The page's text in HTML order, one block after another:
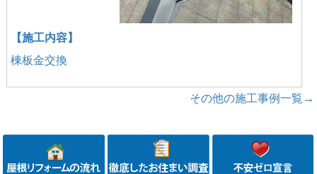
【施工内容】
棟板金交換
その他の施工事例一覧→